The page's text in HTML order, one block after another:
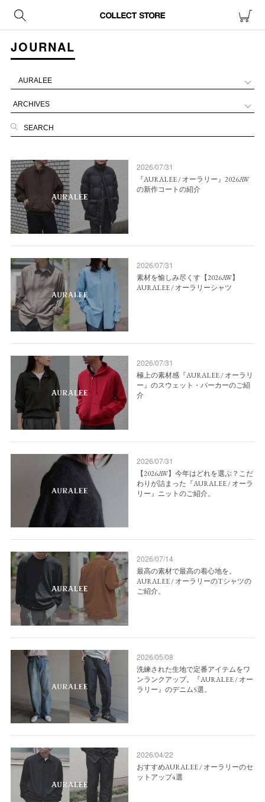
JOURNAL
『AURALEE / オーラリー』2026AW
の新作コートの紹介
2026/07/31
素材を愉しみ尽くす【2026AW】
AURALEE / オーラリーシャツ
2026/07/31
極上の素材感『AURALEE / オーラリ
ー』のスウェット・パーカーのご紹
介
2026/07/31
【2026AW】今年はどれを選ぶ？こだ
わりが詰まった『AURALEE / オーラ
リー』ニットのご紹介。
2026/07/31
最高の素材で最高の着心地を。
AURALEE / オーラリーのTシャツの
ご紹介。
2026/07/14
洗練された生地で定番アイテムをワ
ンランクアップ。『AURALEE / オー
ラリー』のデニム5選。
2026/05/08
おすすめAURALEE / オーラリーのセ
ットアップ4選
2026/04/22